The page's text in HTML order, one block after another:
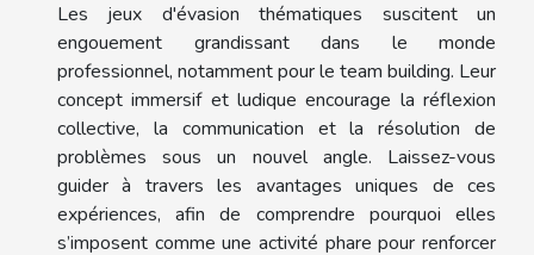
Les jeux d'évasion thématiques suscitent un
engouement grandissant dans le monde
professionnel, notamment pour le team building. Leur
concept immersif et ludique encourage la réflexion
collective, la communication et la résolution de
problèmes sous un nouvel angle. Laissez-vous
guider à travers les avantages uniques de ces
expériences, afin de comprendre pourquoi elles
s’imposent comme une activité phare pour renforcer